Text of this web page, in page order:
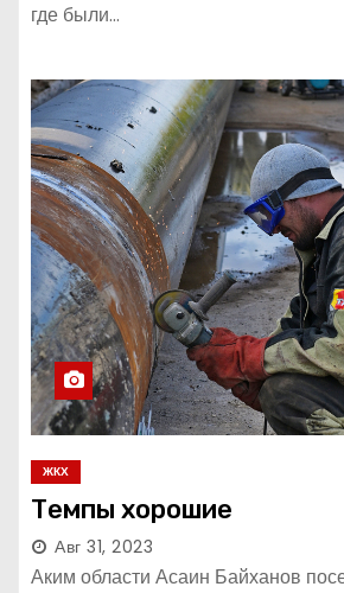
где были…
ЖКХ
Темпы хорошие
Авг 31, 2023
Аким области Асаин Байханов